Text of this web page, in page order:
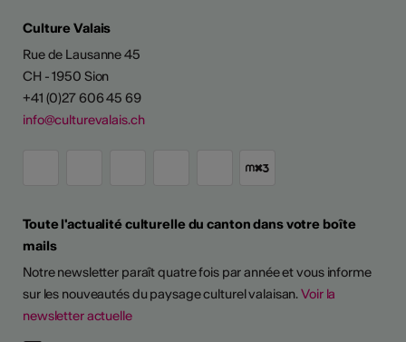
Culture Valais
Rue de Lausanne 45
CH - 1950 Sion
+41 (0)27 606 45 69
info@culturevalais.ch
Toute l'actualité culturelle du canton dans votre boîte
mails
Notre newsletter paraît quatre fois par année et vous informe
sur les nouveautés du paysage culturel valaisan.Voir la
newsletter actuelle